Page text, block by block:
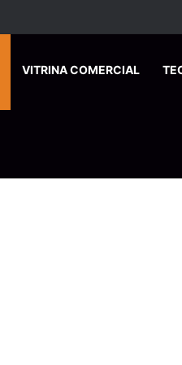
VITRINA COMERCIAL